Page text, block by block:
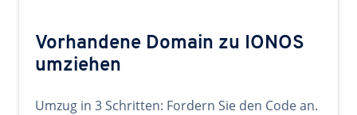
Vorhandene Domain zu IONOS
umziehen
Umzug in 3 Schritten: Fordern Sie den Code an.